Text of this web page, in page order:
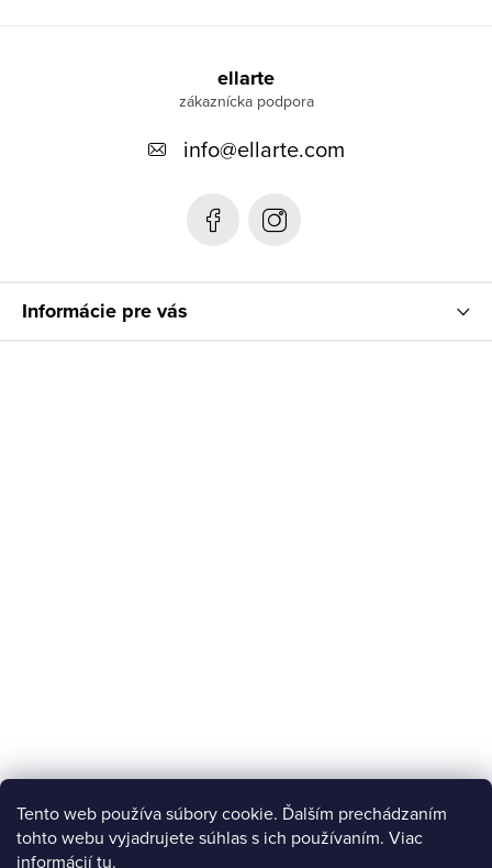
Tento web používa súbory cookie. Ďalším prechádzaním
tohto webu vyjadrujete súhlas s ich používaním. Viac
informáciítu.
ellarte
info@ellarte.com
Informácie pre vás